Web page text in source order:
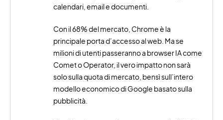
calendari, email e documenti.
Con il 68% del mercato, Chrome è la
principale porta d’accesso al web. Ma se
milioni di utenti passeranno a browser IA come
Comet o Operator, il vero impatto non sarà
solo sulla quota di mercato, bensì sull’intero
modello economico di Google basato sulla
pubblicità.